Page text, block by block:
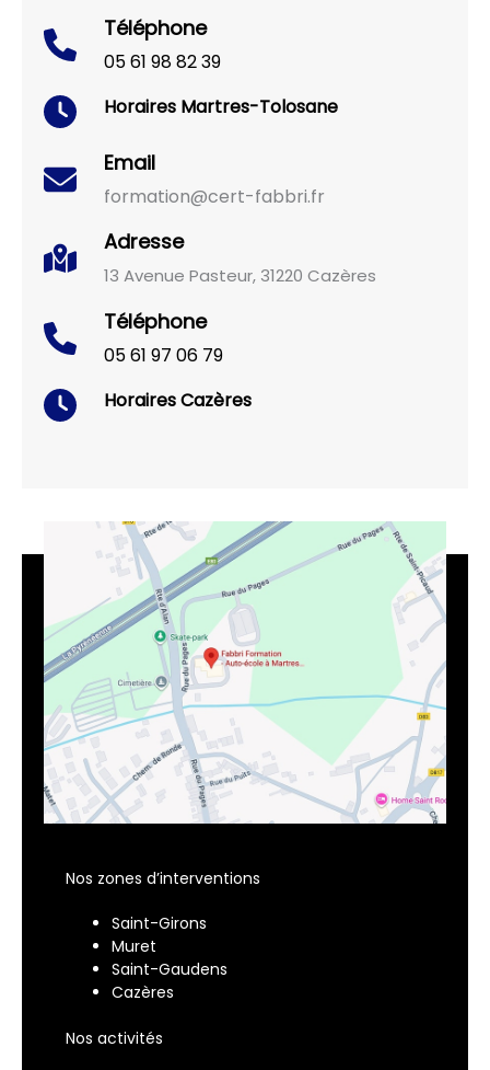
Téléphone
05 61 98 82 39
Horaires Martres-Tolosane
Email
formation@cert-fabbri.fr
Adresse
13 Avenue Pasteur, 31220 Cazères
Téléphone
05 61 97 06 79
HorairesCazères
Nos zones d’interventions
Saint-Girons
Muret
Saint-Gaudens
Cazères
Nos activités